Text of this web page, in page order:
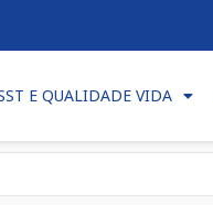
E QUALIDADE VIDA